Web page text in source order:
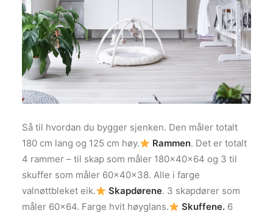
Så til hvordan du bygger sjenken. Den måler totalt
180 cm lang og 125 cm høy.
Rammen. Det er totalt
4 rammer – til skap som måler 180x40x64 og 3 til
skuffer som måler 60x40x38. Alle i farge
valnøttbleket eik.
Skapdørene. 3 skapdører som
måler 60×64. Farge hvit høyglans.
Skuffene. 6